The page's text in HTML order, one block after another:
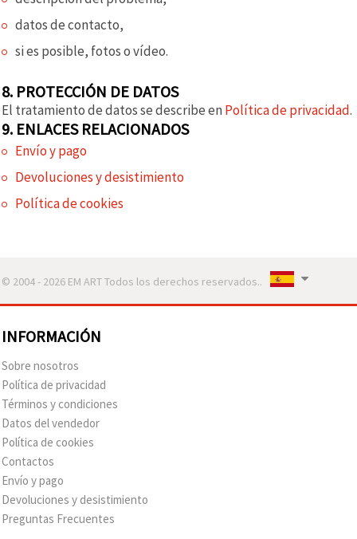
datos de contacto,
si es posible, fotos o vídeo.
8. PROTECCIÓN DE DATOS
El tratamiento de datos se describe en Política de privacidad.
9. ENLACES RELACIONADOS
Envío y pago
Devoluciones y desistimiento
Política de cookies
© 2004 - 2026 EM ART Todos los derechos reservados..
INFORMACIÓN
Sobre nosotros
Política de privacidad
Términos y condiciones
Datos del vendedor
Política de cookies
Contactos
Envío y pago
Devoluciones y desistimiento
Preguntas Frecuentes